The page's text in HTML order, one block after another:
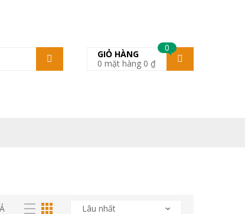
0
GIỎ HÀNG
0 mặt hàng 0 ₫